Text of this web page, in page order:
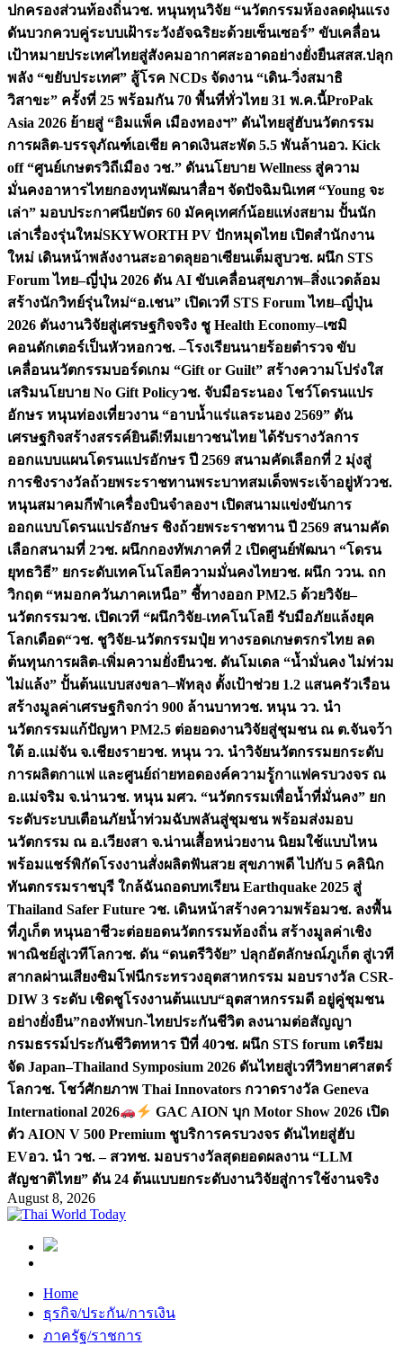
ปกครองส่วนท้องถิ่นวช. หนุนทุนวิจัย “นวัตกรรมห้องลดฝุ่นแรง
ดันบวกควบคู่ระบบเฝ้าระวังอัจฉริยะด้วยเซ็นเซอร์” ขับเคลื่อน
เป้าหมายประเทศไทยสู่สังคมอากาศสะอาดอย่างยั่งยืนสสส.ปลุก
พลัง “ขยับประเทศ” สู้โรค NCDs จัดงาน “เดิน-วิ่งสมาธิ
วิสาขะ” ครั้งที่ 25 พร้อมกัน 70 พื้นที่ทั่วไทย 31 พ.ค.นี้ProPak
Asia 2026 ย้ายสู่ “อิมแพ็ค เมืองทองฯ” ดันไทยสู่ฮับนวัตกรรม
การผลิต-บรรจุภัณฑ์เอเชีย คาดเงินสะพัด 5.5 พันล้านอว. Kick
off “ศูนย์เกษตรวิถีเมือง วช.” ดันนโยบาย Wellness สู่ความ
มั่นคงอาหารไทยกองทุนพัฒนาสื่อฯ จัดปัจฉิมนิเทศ “Young จะ
เล่า” มอบประกาศนียบัตร 60 มัคคุเทศก์น้อยแห่งสยาม ปั้นนัก
เล่าเรื่องรุ่นใหม่SKYWORTH PV ปักหมุดไทย เปิดสำนักงาน
ใหม่ เดินหน้าพลังงานสะอาดลุยอาเซียนเต็มสูบวช. ผนึก STS
Forum ไทย–ญี่ปุ่น 2026 ดัน AI ขับเคลื่อนสุขภาพ–สิ่งแวดล้อม
สร้างนักวิทย์รุ่นใหม่“อ.เชน” เปิดเวที STS Forum ไทย–ญี่ปุ่น
2026 ดันงานวิจัยสู่เศรษฐกิจจริง ชู Health Economy–เซมิ
คอนดักเตอร์เป็นหัวหอกวช. –โรงเรียนนายร้อยตำรวจ ขับ
เคลื่อนนวัตกรรมบอร์ดเกม “Gift or Guilt” สร้างความโปร่งใส
เสริมนโยบาย No Gift Policyวช. จับมือระนอง โชว์โดรนแปร
อักษร หนุนท่องเที่ยวงาน “อาบน้ำแร่แลระนอง 2569” ดัน
เศรษฐกิจสร้างสรรค์ยินดี!ทีมเยาวชนไทย ได้รับรางวัลการ
ออกแบบแผนโดรนแปรอักษร ปี 2569 สนามคัดเลือกที่ 2 มุ่งสู่
การชิงรางวัลถ้วยพระราชทานพระบาทสมเด็จพระเจ้าอยู่หัววช.
หนุนสมาคมกีฬาเครื่องบินจำลองฯ เปิดสนามแข่งขันการ
ออกแบบโดรนแปรอักษร ชิงถ้วยพระราชทาน ปี 2569 สนามคัด
เลือกสนามที่ 2วช. ผนึกกองทัพภาคที่ 2 เปิดศูนย์พัฒนา “โดรน
ยุทธวิธี” ยกระดับเทคโนโลยีความมั่นคงไทยวช. ผนึก ววน. ถก
วิกฤต “หมอกควันภาคเหนือ” ชี้ทางออก PM2.5 ด้วยวิจัย–
นวัตกรรมวช. เปิดเวที “ผนึกวิจัย-เทคโนโลยี รับมือภัยแล้งยุค
โลกเดือด“วช. ชูวิจัย-นวัตกรรมปุ๋ย ทางรอดเกษตรกรไทย ลด
ต้นทุนการผลิต-เพิ่มความยั่งยืนวช. ดันโมเดล “น้ำมั่นคง ไม่ท่วม
ไม่แล้ง” ปั้นต้นแบบสงขลา–พัทลุง ตั้งเป้าช่วย 1.2 แสนครัวเรือน
สร้างมูลค่าเศรษฐกิจกว่า 900 ล้านบาทวช. หนุน วว. นำ
นวัตกรรมแก้ปัญหา PM2.5 ต่อยอดงานวิจัยสู่ชุมชน ณ ต.จันจว้า
ใต้ อ.แม่จัน จ.เชียงรายวช. หนุน วว. นำวิจัยนวัตกรรมยกระดับ
การผลิตกาแฟ และศูนย์ถ่ายทอดองค์ความรู้กาแฟครบวงจร ณ
อ.แม่จริม จ.น่านวช. หนุน มศว. “นวัตกรรมเพื่อน้ำที่มั่นคง” ยก
ระดับระบบเตือนภัยน้ำท่วมฉับพลันสู่ชุมชน พร้อมส่งมอบ
นวัตกรรม ณ อ.เวียงสา จ.น่านเสื้อหน่วยงาน นิยมใช้แบบไหน
พร้อมแชร์พิกัดโรงงานสั่งผลิตฟันสวย สุขภาพดี ไปกับ 5 คลินิก
ทันตกรรมราชบุรี ใกล้ฉันถอดบทเรียน Earthquake 2025 สู่
Thailand Safer Future วช. เดินหน้าสร้างความพร้อมวช. ลงพื้น
ที่ภูเก็ต หนุนอาชีวะต่อยอดนวัตกรรมท้องถิ่น สร้างมูลค่าเชิง
พาณิชย์สู่เวทีโลกวช. ดัน “ดนตรีวิจัย” ปลุกอัตลักษณ์ภูเก็ต สู่เวที
สากลผ่านเสียงซิมโฟนีกระทรวงอุตสาหกรรม มอบรางวัล CSR-
DIW 3 ระดับ เชิดชูโรงงานต้นแบบ“อุตสาหกรรมดี อยู่คู่ชุมชน
อย่างยั่งยืน”กองทัพบก-ไทยประกันชีวิต ลงนามต่อสัญญา
กรมธรรม์ประกันชีวิตทหาร ปีที่ 40วช. ผนึก STS forum เตรียม
จัด Japan–Thailand Symposium 2026 ดันไทยสู่เวทีวิทยาศาสตร์
โลกวช. โชว์ศักยภาพ Thai Innovators กวาดรางวัล Geneva
International 2026
GAC AION บุก Motor Show 2026 เปิด
ตัว AION V 500 Premium ชูบริการครบวงจร ดันไทยสู่ฮับ
EVอว. นำ วช. – สวทช. มอบรางวัลสุดยอดผลงาน “LLM
สัญชาติไทย” ดัน 24 ต้นแบบยกระดับงานวิจัยสู่การใช้งานจริง
August 8, 2026
Home
ธุรกิจ/ประกัน/การเงิน
ภาครัฐ/ราชการ